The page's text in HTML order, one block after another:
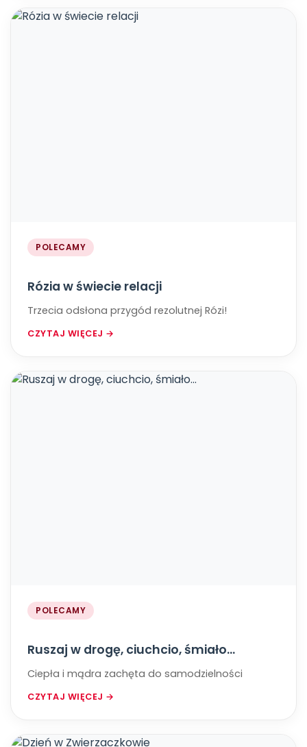
POLECAMY
Rózia w świecie relacji
Trzecia odsłona przygód rezolutnej Rózi!
CZYTAJ WIĘCEJ →
POLECAMY
Ruszaj w drogę, ciuchcio, śmiało...
Ciepła i mądra zachęta do samodzielności
CZYTAJ WIĘCEJ →